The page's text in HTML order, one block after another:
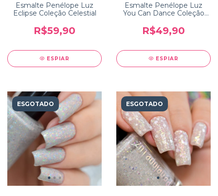
Esmalte Penélope Luz
Eclipse Coleção Celestial
R$59,90
ESPIAR
Esmalte Penélope Luz
You Can Dance Coleção
R$49,90
ESPIAR
ESGOTADO ESGOTADO